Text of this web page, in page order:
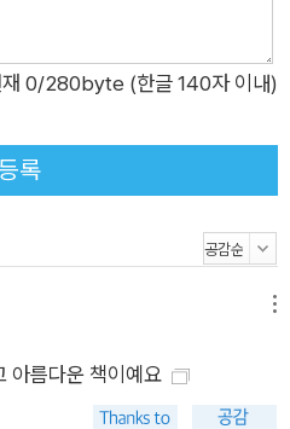
주인인 바살러뮤 할머니를 깨웁니
니에게 불려가게 되고, 놀랍게도
지요. 아이와 할머니, 멀게만 느
는 미스터리한 시간과 그들만의
우정을 나누었던 것이지요. 남편
고독하게 지내던 바살러뮤 할머
은 (비록 여전히 어린이지만) 무
입니다. 또 하마터면 소중한 여
이 갇혀 지낼 뻔한 톰에게 해티
한 친구였지요. 《한밤중 톰의 정
0/280byte (한글 140자 이내)
록
아름다운 책이예요